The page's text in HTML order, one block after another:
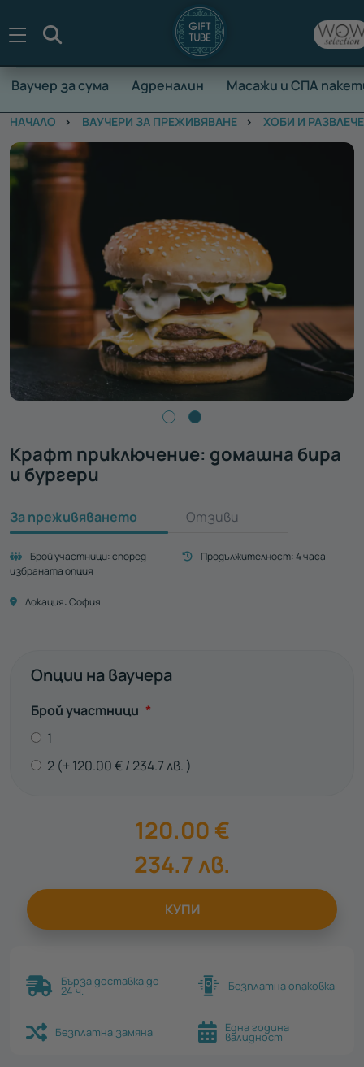
Ваучер за сума Адреналин Масажи и СПА
НАЧАЛО ВАУЧЕРИ ЗА ПРЕЖИВЯВАНЕ ХОБИ И
Крафт приключение: домашна бира
и бургери
За преживяването Отзиви
Брой участници:според
избраната опция
Продължителност:4 часа
Локация:София
Опции на ваучера
Брой участници Задължително
*
1
2
120.00€ 234.7лв.
120.00 €
234.7лв.
КУПИ
Бърза доставка до
24 ч. Безплатна опаковка
Безплатна замяна Една година
валидност